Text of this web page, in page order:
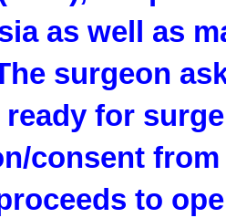
as well as
surgeon
for
consent
to